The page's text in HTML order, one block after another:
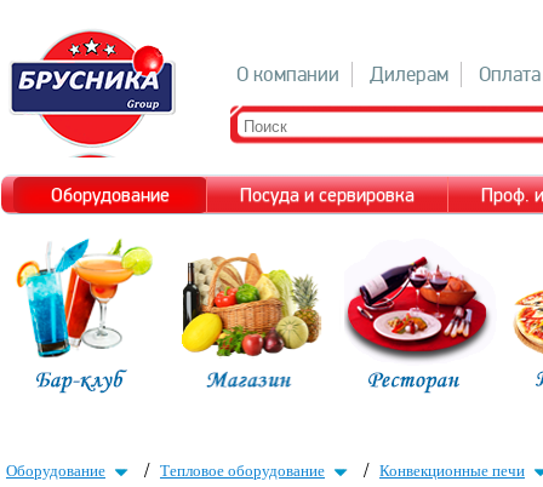
О компании Дилерам Оплата
Оборудование Посуда и сервировка Проф.
Оборудование / Тепловое оборудование / Конвекционные печи